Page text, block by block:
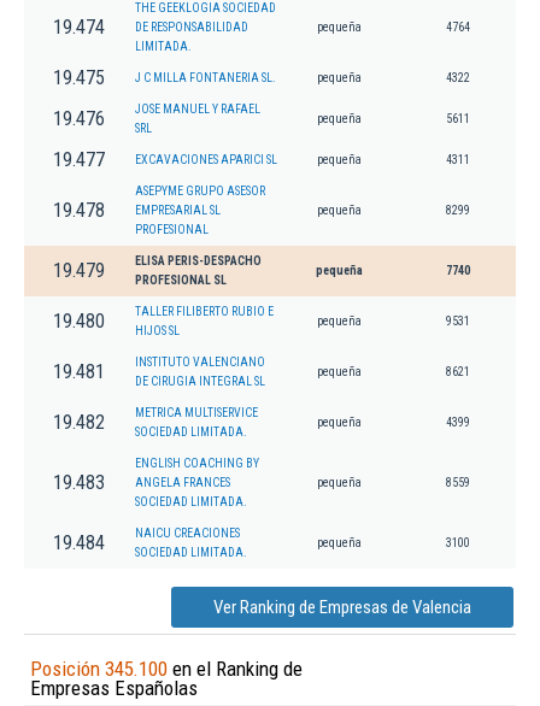
19.474
THE GEEKLOGIA SOCIEDAD
DE RESPONSABILIDAD
LIMITADA.
pequeña 4764
19.475 J C MILLA FONTANERIA SL. pequeña 4322
19.476
JOSE MANUEL Y RAFAEL
SRL
pequeña 5611
19.477 EXCAVACIONES APARICI SL pequeña 4311
19.478
ASEPYME GRUPO ASESOR
EMPRESARIAL SL
PROFESIONAL
pequeña 8299
19.479
ELISA PERIS-DESPACHO
PROFESIONAL SL
pequeña 7740
19.480
TALLER FILIBERTO RUBIO E
HIJOS SL
pequeña 9531
19.481
INSTITUTO VALENCIANO
DE CIRUGIA INTEGRAL SL
pequeña 8621
19.482
METRICA MULTISERVICE
SOCIEDAD LIMITADA.
pequeña 4399
19.483
ENGLISH COACHING BY
ANGELA FRANCES
SOCIEDAD LIMITADA.
pequeña 8559
19.484
NAICU CREACIONES
SOCIEDAD LIMITADA.
pequeña 3100
Ver Ranking de Empresas de Valencia
Posición 345.100 en el Ranking de
Empresas Españolas